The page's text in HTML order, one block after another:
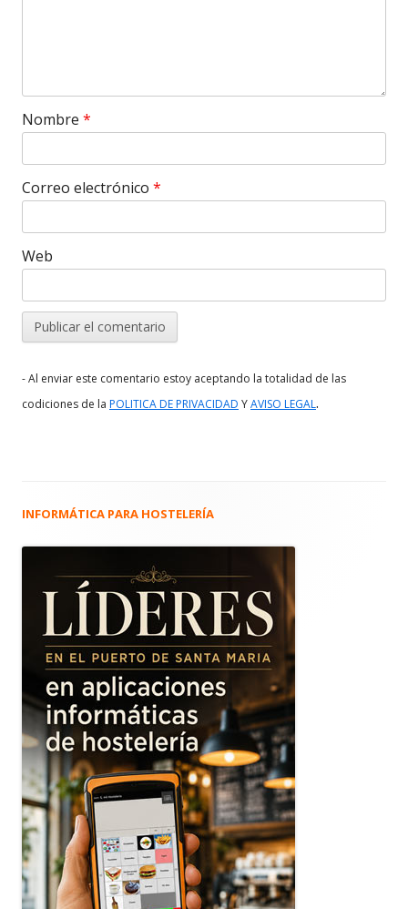
Nombre *
Correo electrónico *
Web
- Al enviar este comentario estoy aceptando la totalidad de las
codiciones de la POLITICA DE PRIVACIDAD YAVISO LEGAL.
Barra
principal
INFORMÁTICA PARA HOSTELERÍA